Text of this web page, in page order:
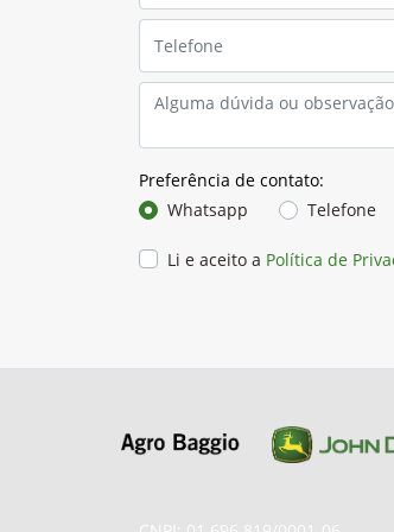
Preferência de contato:
Whatsapp
Telefone
Li e aceito a Política de